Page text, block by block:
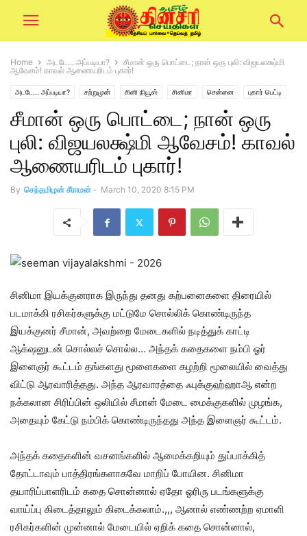
Home அடடே... அப்படியா?
சீமான் ஒரு பொட்டை; நான் ஒரு புலி: விஜயலக்ஷ்மி
ஆவேசம்! காவல் ஆணையரிடம் புகார்!
அடடே... அப்படியா? சற்றுமுன் சினி நியூஸ் சினிமா சென்னை புகார் பெட்டி
லைஃப் ஸ்டைல்
சீமான் ஒரு பொட்டை; நான் ஒரு
புலி: விஜயலக்ஷ்மி ஆவேசம்! காவல்
ஆணையரிடம் புகார்!
By செந்தமிழன் சீராமன் - March 10, 2020 8:15 PM
சினிமா இயக்குனராக இருந்து தனது கற்பனைகளை திரையில்
படமாக்கி ரசிகர்களுக்கு மட்டுமே சொல்லிக் கொண்டிருந்த
இயக்குனர் சீமான், அவற்றை மேடைகளில் நடித்துக் காட்டி
ஆக்‌ஷனுடன் சொல்லச் சொல்ல… அந்தக் கதைகளை நம்பி ஓர்
இளைஞர் கூட்டம் தங்களது மூளைகளை கழற்றி மூலையில் வைத்து
விட்டு ஆரவாரித்தது. அந்த ஆரவாரத்தை ஃபுக்குஹ்ஹாஆ என்ற
நக்கலான சிரிப்பின் ஒலியில் சீமான் மேடை மைக்குகளில் முழங்க,
அதையும் கேட்டு நம்பிக் கொண்டிருந்தது அந்த இளைஞர் கூட்டம்.
அந்தக் கதைகளின் வசனங்களில் ஆமைக்கறியும் துப்பாக்கித்
தோட்டாவும் பாத்திரங்களாகவே மாறிப் போயின. சினிமா
தயாரிப்பாளரிடம் கதை சொன்னால் ஏதோ ஓரிரு படங்களுக்கு
வாய்ப்பு கிடைத்தாலும் கிடைக்கலாம்.,,, ஆனால் எண்ணற்ற ஏமாளி
ரசிகர்களின் முன்னால் மேடையில் ஏறிக் கதை சொன்னால்,